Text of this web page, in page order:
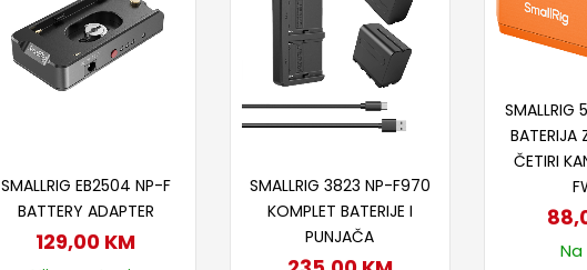
SMALLRIG EB2504 NP-F
BATTERY ADAPTER
129,00 KM
SMALLRIG 3823 NP-F970
KOMPLET BATERIJE I
PUNJAČA
SMALLRIG
BATERIJA
ČETIRI
Na